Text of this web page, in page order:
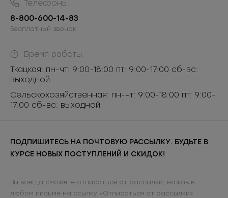
Телефоны:
8-800-600-14-83
Бесплатный звонок
Время работы:
Ткацкая: пн-чт: 9:00-18:00 пт: 9:00-17:00 сб-вс:
выходной
Сельскохозяйственная: пн-чт: 9:00-18:00 пт: 9:00-
17:00 сб-вс: выходной
ПОДПИШИТЕСЬ НА ПОЧТОВУЮ РАССЫЛКУ. БУДЬТЕ В
КУРСЕ НОВЫХ ПОСТУПЛЕНИЙ И СКИДОК!
Вы всегда сможете отписаться от рассылки, нажав в
любом письме на ссылку «Отписаться от рассылки»